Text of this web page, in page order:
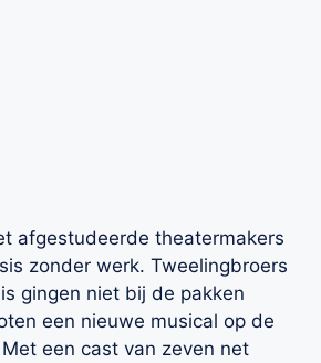
afgestudeerde theatermakers
zonder werk. Tweelingbroers
gingen niet bij de pakken
een nieuwe musical op de
een cast van zeven net